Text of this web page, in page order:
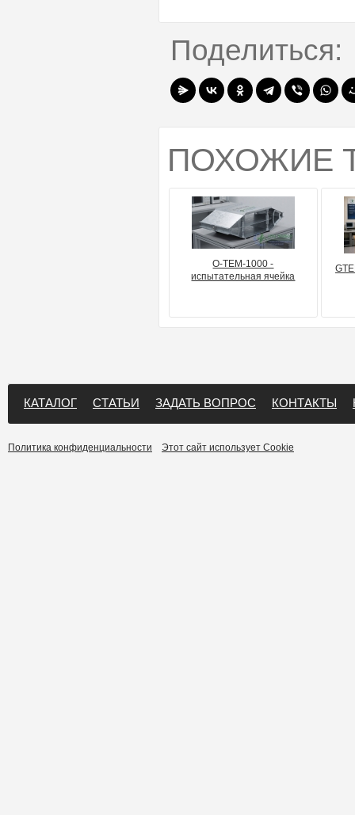
Поделиться:
ПОХОЖИЕ
O-TEM-1000 -
испытательная ячейка
КАТАЛОГ СТАТЬИ ЗАДАТЬ ВОПРОС КОНТАКТЫ
Политика конфиденциальности Этот сайт использует Cookie